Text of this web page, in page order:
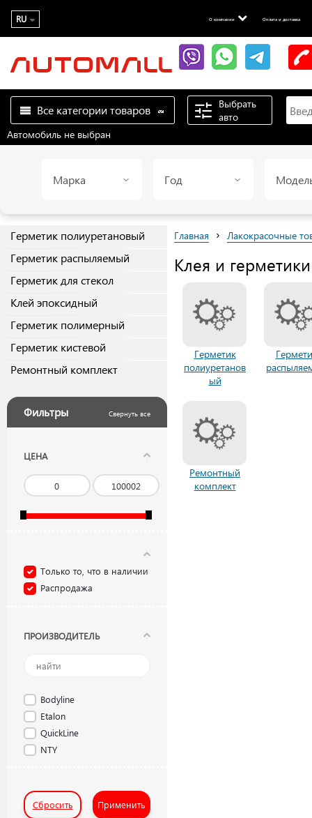
RU О компании Оплата и доставка
Все категории товаров
Выбрать
авто
Автомобиль не выбран
Марка Год
Герметик полиуретановый
Герметик распыляемый
Герметик для стекол
Клей эпоксидный
Герметик полимерный
Герметик кистевой
Ремонтный комплект
Фильтры Свернуть все
ЦЕНА
Только то, что в наличии
Распродажа
ПРОИЗВОДИТЕЛЬ
Bodyline
Etalon
QuickLine
NTY
Сбросить Применить
Главная › Лакокрасочные
Клея и герметики
Герметик
полиуретанов
ый
Ремонтный
комплект